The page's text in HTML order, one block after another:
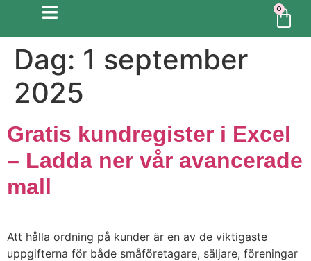
0
Dag: 1 september
2025
Gratis kundregister i Excel
– Ladda ner vår avancerade
mall
Att hålla ordning på kunder är en av de viktigaste
uppgifterna för både småföretagare, säljare, föreningar